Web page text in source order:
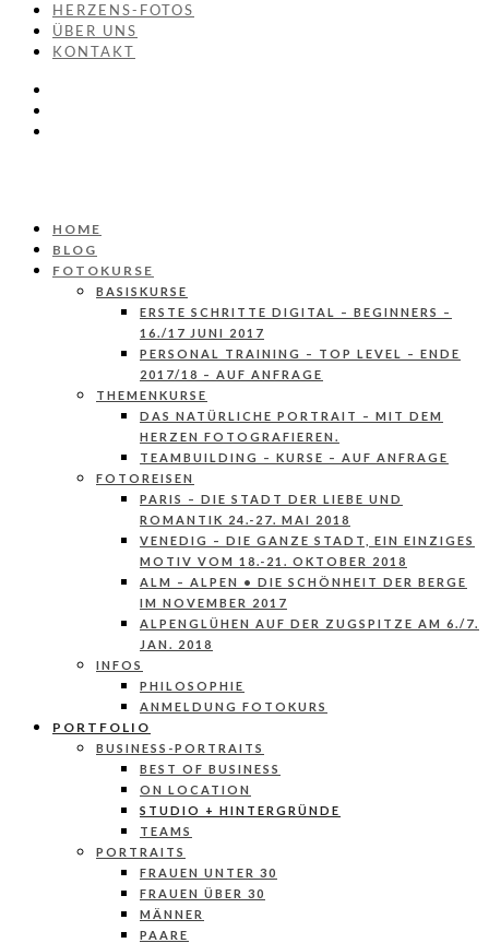
HERZENS-FOTOS
ÜBER UNS
KONTAKT
HOME
BLOG
FOTOKURSE
BASISKURSE
ERSTE SCHRITTE DIGITAL – BEGINNERS –
16./17 JUNI 2017
PERSONAL TRAINING – TOP LEVEL – ENDE
2017/18 – AUF ANFRAGE
THEMENKURSE
DAS NATÜRLICHE PORTRAIT – MIT DEM
HERZEN FOTOGRAFIEREN.
TEAMBUILDING – KURSE – AUF ANFRAGE
FOTOREISEN
PARIS – DIE STADT DER LIEBE UND
ROMANTIK 24.-27. MAI 2018
VENEDIG – DIE GANZE STADT, EIN EINZIGES
MOTIV VOM 18.-21. OKTOBER 2018
ALM – ALPEN • DIE SCHÖNHEIT DER BERGE
IM NOVEMBER 2017
ALPENGLÜHEN AUF DER ZUGSPITZE AM 6./7.
JAN. 2018
INFOS
PHILOSOPHIE
ANMELDUNG FOTOKURS
PORTFOLIO
BUSINESS-PORTRAITS
BEST OF BUSINESS
ON LOCATION
STUDIO + HINTERGRÜNDE
TEAMS
PORTRAITS
FRAUEN UNTER 30
FRAUEN ÜBER 30
MÄNNER
PAARE